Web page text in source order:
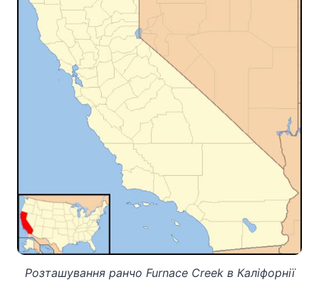
Розташування ранчо Furnace Creek в Каліфорнії